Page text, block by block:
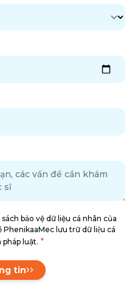
bảo vệ dữ liệu cá nhân của
lưu trữ dữ liệu cá
luật. *
tin